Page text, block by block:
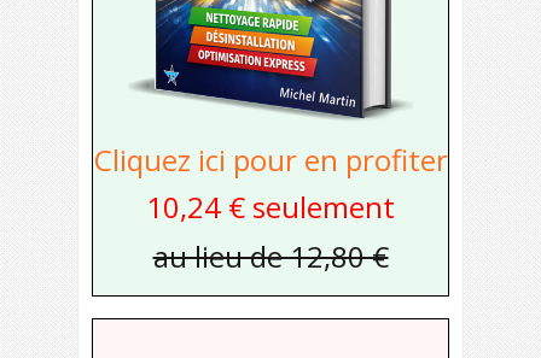
Cliquez ici pour en profiter
10,24 € seulement
au lieu de 12,80 €